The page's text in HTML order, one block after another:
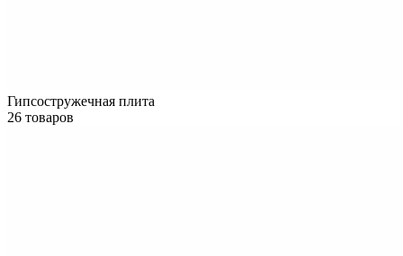
Гипсостружечная плита
26 товаров